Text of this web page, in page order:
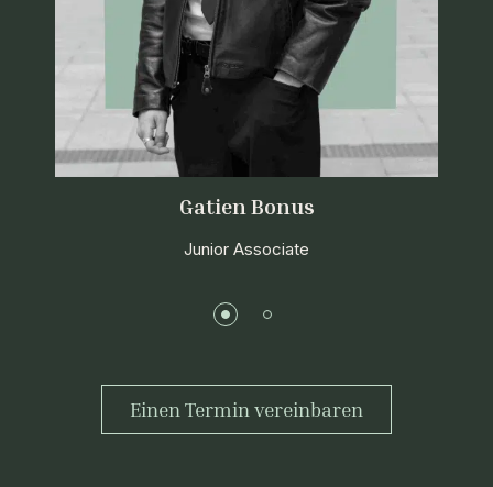
Gatien Bonus
Junior Associate
Einen Termin vereinbaren